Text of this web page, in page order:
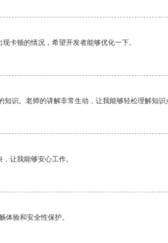
卡顿的情况，希望开发者能够优化一下。
识。老师的讲解非常生动，让我能够轻松理解知识
让我能够安心工作。
体验和安全性保护。